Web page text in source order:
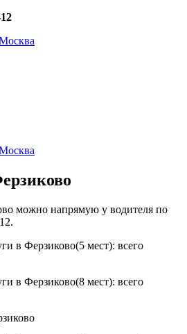
можно напрямую у водителя по
в Ферзиково(5 мест): всего
в Ферзиково(8 мест): всего